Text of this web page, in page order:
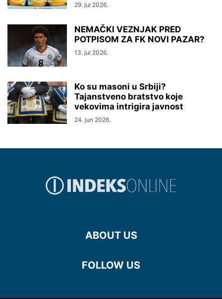
29. jul 2026.
NEMAČKI VEZNJAK PRED
POTPISOM ZA FK NOVI PAZAR?
13. jul 2026.
Ko su masoni u Srbiji?
Tajanstveno bratstvo koje
vekovima intrigira javnost
24. jun 2026.
ABOUT US
FOLLOW US